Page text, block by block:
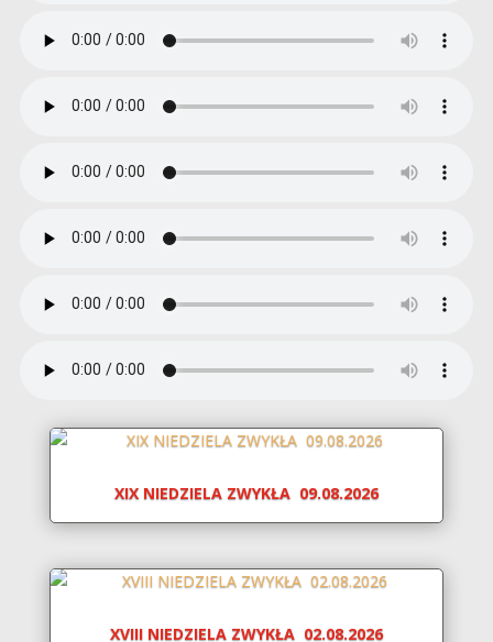
XIX NIEDZIELA ZWYKŁA 09.08.2026
XVIII NIEDZIELA ZWYKŁA 02.08.2026